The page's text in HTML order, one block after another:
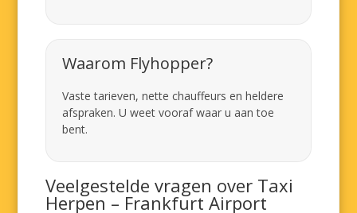
Waarom Flyhopper?
Vaste tarieven, nette chauffeurs en heldere
afspraken. U weet vooraf waar u aan toe
bent.
Veelgestelde vragen over Taxi
Herpen – Frankfurt Airport